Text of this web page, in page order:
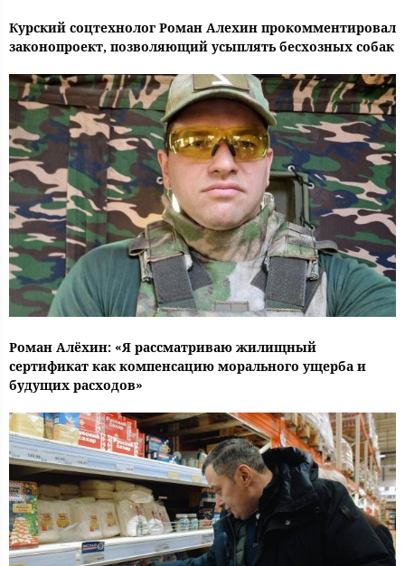
Курский соцтехнолог Роман Алехин прокомментировал
законопроект, позволяющий усыплять бесхозных собак
Роман Алёхин: «Я рассматриваю жилищный
сертификат как компенсацию морального ущерба и
будущих расходов»